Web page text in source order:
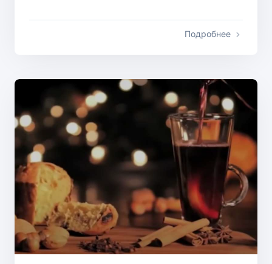
Подробнее